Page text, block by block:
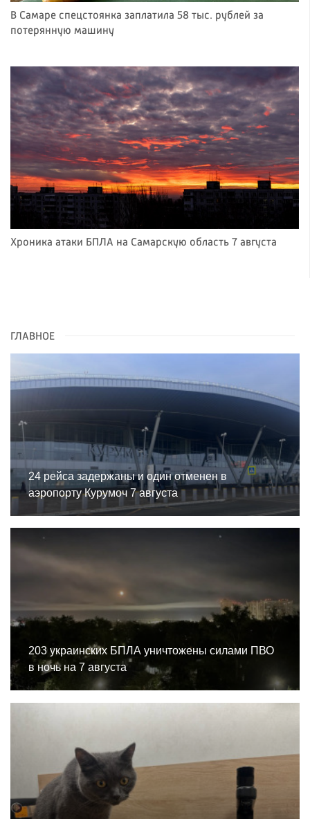
В Самаре спецстоянка заплатила 58 тыс. рублей за
потерянную машину
Хроника атаки БПЛА на Самарскую область 7 августа
ГЛАВНОЕ
24 рейса задержаны и один отменен в
аэропорту Курумоч 7 августа
203 украинских БПЛА уничтожены силами ПВО
в ночь на 7 августа